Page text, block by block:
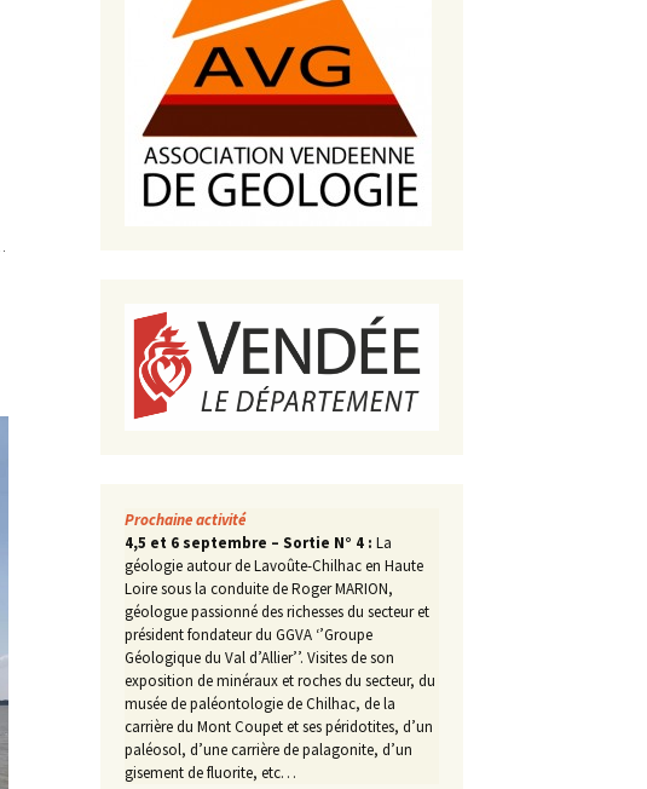
Lames minces de roches
Paysages, affleurements
Prochaine activité
4,5 et 6 septembre – Sortie N° 4 : La
géologie autour de Lavoûte-Chilhac en Haute
Loire sous la conduite de Roger MARION,
géologue passionné des richesses du secteur et
président fondateur du GGVA ‘’Groupe
Géologique du Val d’Allier’’. Visites de son
exposition de minéraux et roches du secteur, du
musée de paléontologie de Chilhac, de la
carrière du Mont Coupet et ses péridotites, d’un
paléosol, d’une carrière de palagonite, d’un
gisement de fluorite, etc…